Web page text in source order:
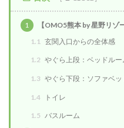
1
【OMO5熊本 by 星野リ
1.1 玄関入口からの全体感
1.2 やぐら上段：ベッドルー
1.3 やぐら下段：ソファベッ
1.4 トイレ
1.5 バスルーム